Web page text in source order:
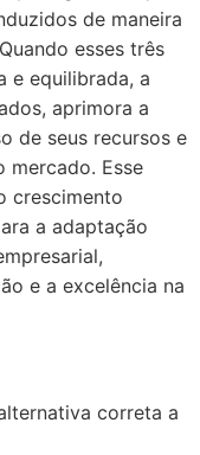
de maneira
esses três
e equilibrada, a
aprimora a
de seus recursos e
Esse
crescimento
a adaptação
e a excelência na
correta a